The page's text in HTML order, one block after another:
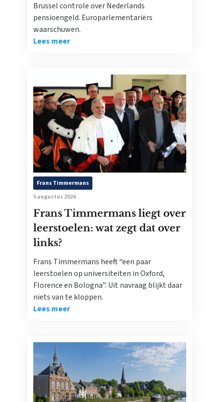
Brussel controle over Nederlands
pensioengeld. Europarlementariërs
waarschuwen.
Lees meer
Frans Timmermans
5 augustus 2026
Frans Timmermans liegt over
leerstoelen: wat zegt dat over
links?
Frans Timmermans heeft “een paar
leerstoelen op universiteiten in Oxford,
Florence en Bologna”. Uit navraag blijkt daar
niets van te kloppen.
Lees meer